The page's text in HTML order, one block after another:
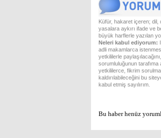
Küfür, hakaret içeren; dil,
yasalara aykırı ifade ve
büyük harflerle yazılan
Neleri kabul ediyorum:
adli makamlarca
yetkililerle
sorumluluğunun tarafıma
yetkililerce, fikrim
kaldırılabileceğini bu
kabul etmiş sayılırım.
Bu haber henüz